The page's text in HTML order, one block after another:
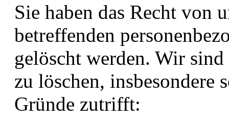
Sie haben das Recht von
betreffenden
gelöscht werden. Wir
zu löschen, insbesondere
Gründe zutrifft: